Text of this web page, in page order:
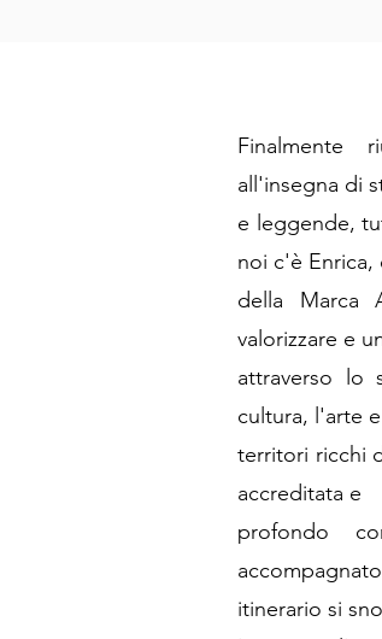
Finalmente
all'insegna di
e leggende,
noi c'è
della Marca
valorizzare e
attraverso lo
cultura, l'arte
territori ricchi
accreditata e
profondo
itinerario si